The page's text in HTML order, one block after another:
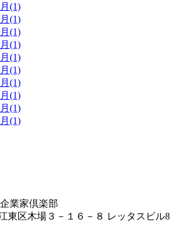
(1)
(1)
(1)
(1)
(1)
(1)
(1)
(1)
(1)
(1)
業家倶楽部
東区木場３－１６－８ レッタスビル8